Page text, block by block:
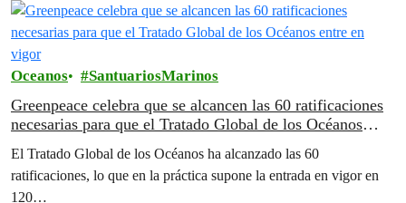
Oceanos SantuariosMarinos
Greenpeace celebra que se alcancen las 60 ratificaciones
necesarias para que el Tratado Global de los Océanos
El Tratado Global de los Océanos ha alcanzado las 60
ratificaciones, lo que en la práctica supone la entrada en vigor en
120…